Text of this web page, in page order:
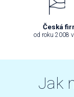
Česká
od roku 2008
Jak